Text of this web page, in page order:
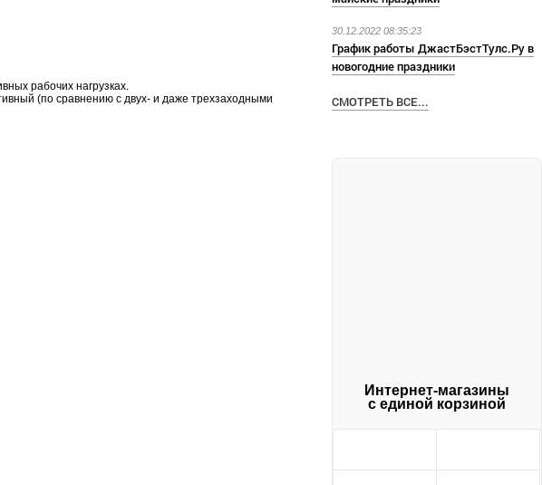
рабочих нагрузках.
(по сравнению с двух- и даже трехзаходными
30.12.2022 08:35:23
График работы ДжастБэстТулс.Ру в
новогодние праздники
СМОТРЕТЬ ВСЕ...
Интернет-магазины
с единой корзиной